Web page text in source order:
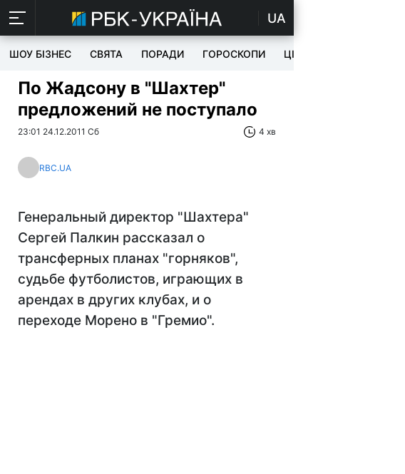
UA
ШОУ БІЗНЕС СВЯТА ПОРАДИ ГОРОСКОПИ ЦІКАВЕ
По Жадсону в "Шахтер"
предложений не поступало
23:01 24.12.2011 Сб 4 хв
RBC.UA
Генеральный директор "Шахтера"
Сергей Палкин рассказал о
трансферных планах "горняков",
судьбе футболистов, играющих в
арендах в других клубах, и о
переходе Морено в "Гремио".